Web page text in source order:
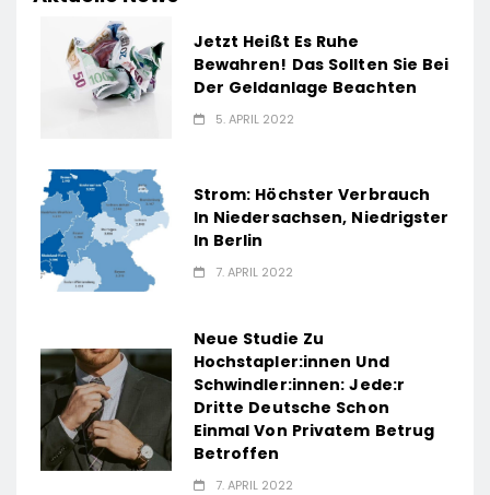
Jetzt Heißt Es Ruhe
Bewahren! Das Sollten Sie Bei
Der Geldanlage Beachten
5. APRIL 2022
Strom: Höchster Verbrauch
In Niedersachsen, Niedrigster
In Berlin
7. APRIL 2022
Neue Studie Zu
Hochstapler:innen Und
Schwindler:innen: Jede:r
Dritte Deutsche Schon
Einmal Von Privatem Betrug
Betroffen
7. APRIL 2022